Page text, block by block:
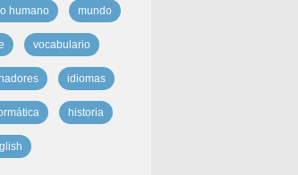
humano mundo
vocabulario
idiomas
historia